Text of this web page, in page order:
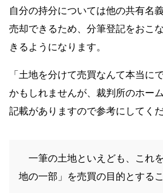
自分の持分については他の共有名
売却できるため、分筆登記をおこ
きるようになります。
「土地を分けて売買なんて本当に
かもしれませんが、裁判所のホー
記載がありますので参考にしてくだ
一筆の土地といえども、これ
地の一部」を売買の目的とする